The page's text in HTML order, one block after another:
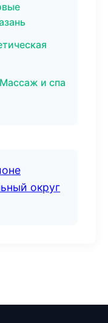
и спа
округ